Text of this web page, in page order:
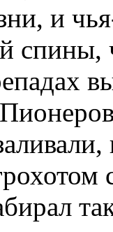
и
спины,